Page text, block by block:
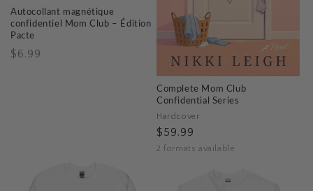
Autocollant magnétique
confidentiel Mom Club – Édition
Pacte
Prix
$6.99
Complete Mom Club
Confidential Series
Hardcover
$59.99
2 formats available